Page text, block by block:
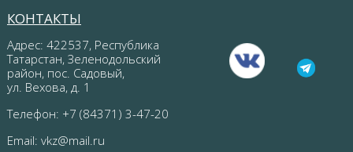
КОНТАКТЫ
Адрес: 422537, Республика
Татарстан, Зеленодольский
район, пос. Садовый,
ул. Вехова, д. 1
Телефон: +7 (84371) 3-47-20
Email: vkz@mail.ru